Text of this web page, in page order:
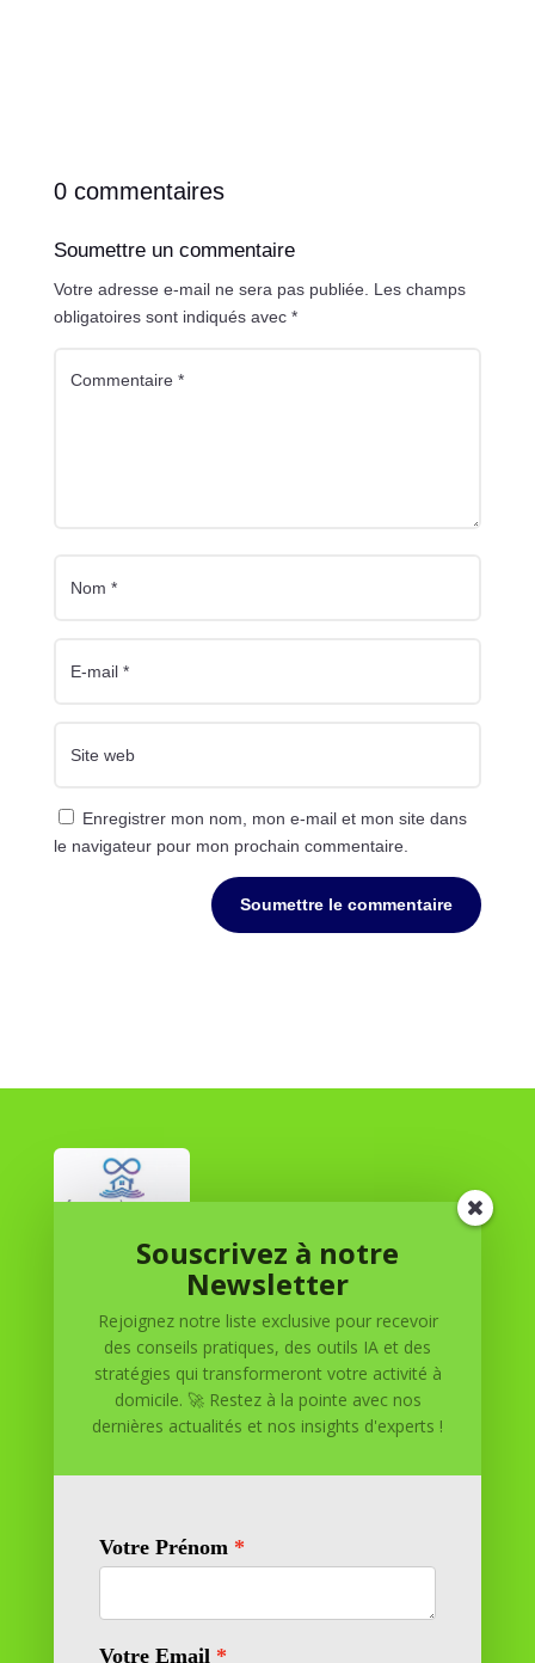
0 commentaires
Soumettre un commentaire
Votre adresse e-mail ne sera pas publiée. Les champs
obligatoires sont indiqués avec *
Enregistrer mon nom, mon e-mail et mon site dans
le navigateur pour mon prochain commentaire.
Soumettre le commentaire
Réussite à Domicile
Réussite à Domicile est votre partenaire de confiance
pour atteindre vos objectifs depuis le confort de votre
maison. Nous offrons des solutions personnalisées pour
vous aider à réussir.
11 rue Richelieu
69100 VILLEURBANNE
Souscrivez à notre
Newsletter
Rejoignez notre liste exclusive pour recevoir
des conseils pratiques, des outils IA et des
stratégies qui transformeront votre activité à
domicile. 🚀 Restez à la pointe avec nos
dernières actualités et nos insights d'experts !